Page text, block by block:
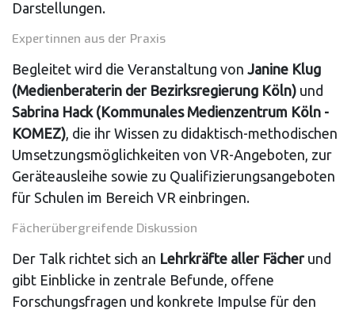
Darstellungen.
Expertinnen aus der Praxis
Begleitet wird die Veranstaltung von Janine Klug
(Medienberaterin der Bezirksregierung Köln) und
Sabrina Hack (Kommunales Medienzentrum Köln -
KOMEZ) , die ihr Wissen zu didaktisch-methodischen
Umsetzungsmöglichkeiten von VR-Angeboten, zur
Geräteausleihe sowie zu Qualifizierungsangeboten
für Schulen im Bereich VR einbringen.
Fächerübergreifende Diskussion
Der Talk richtet sich an Lehrkräfte aller Fächer und
gibt Einblicke in zentrale Befunde, offene
Forschungsfragen und konkrete Impulse für den